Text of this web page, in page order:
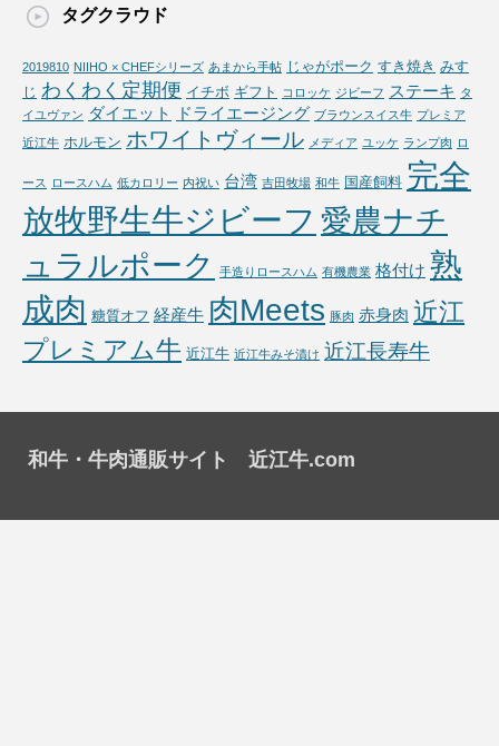
タグクラウド
2019810 NIIHO × CHEFシリーズ あまから手帖 じゃがポーク すき焼き みす
じ わくわく定期便 イチボ ギフト コロッケ ジビーフ ステーキ タ
イユヴァン ダイエット ドライエージング ブラウンスイス牛 プレミア
近江牛 ホルモン ホワイトヴィール メディア ユッケ ランプ肉 ロ
ース ロースハム 低カロリー 内祝い 台湾 吉田牧場 和牛 国産飼料 完全
放牧野生牛ジビーフ 愛農ナチ
ュラルポーク
手造りロースハム 有機農業 格付け 熟
成肉 糖質オフ 経産牛 肉Meets 豚肉 赤身肉 近江
プレミアム牛 近江牛 近江牛みそ漬け 近江長寿牛
和牛・牛肉通販サイト 近江牛.com